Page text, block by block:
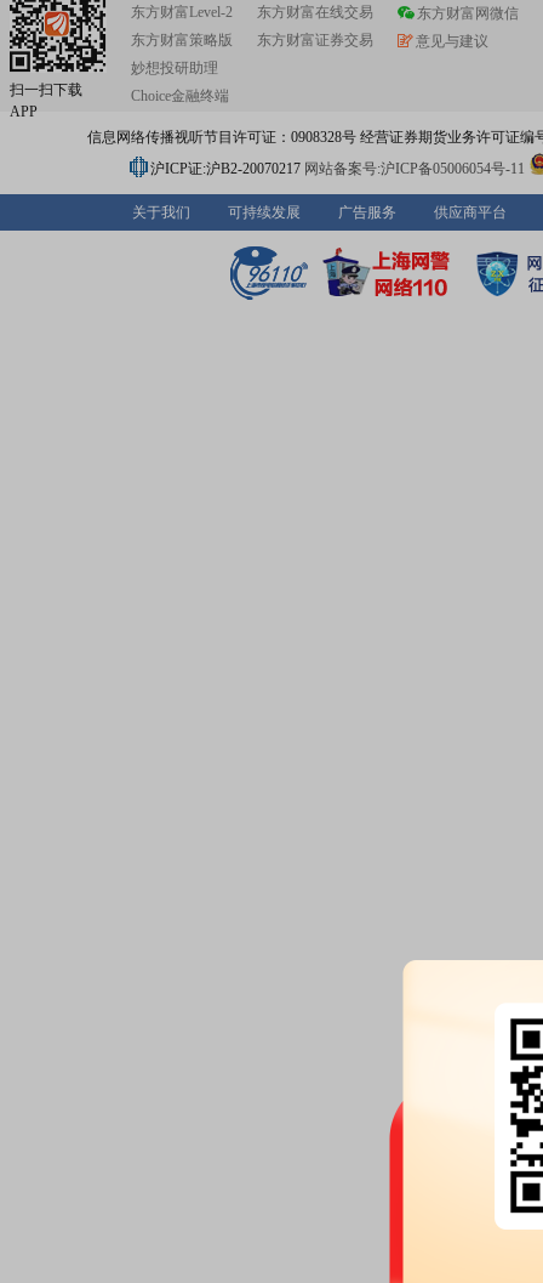
扫一扫下载
APP
东方财富Level-2
东方财富策略版
妙想投研助理
Choice金融终端
东方财富在线交易
东方财富证券交易
东方财富网微信
意见与建议
信息网络传播视听节目许可证：0908328号 经营证券期货业务许可证编
沪ICP证:沪B2-20070217 网站备案号:沪ICP备05006054号-11
关于我们 可持续发展 广告服务 供应商平台